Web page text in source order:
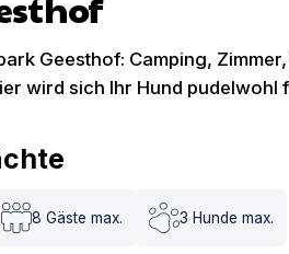
Geesthof: Camping,
wird sich Ihr Hund pudelwohl
8 Gäste max. 3 Hunde max.